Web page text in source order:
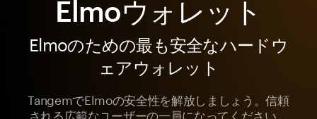
Elmoウォレット
Elmoのための最も安全なハードウ
ェアウォレット
TangemでElmoの安全性を解放しましょう。信頼
される広範なユーザーの一員になってください。